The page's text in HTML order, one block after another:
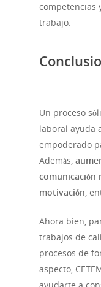
competencias
trabajo.
Un proceso
laboral ayuda
empoderado
Además,
comunicación
motivación,
Ahora bien,
trabajos de
procesos de
aspecto,